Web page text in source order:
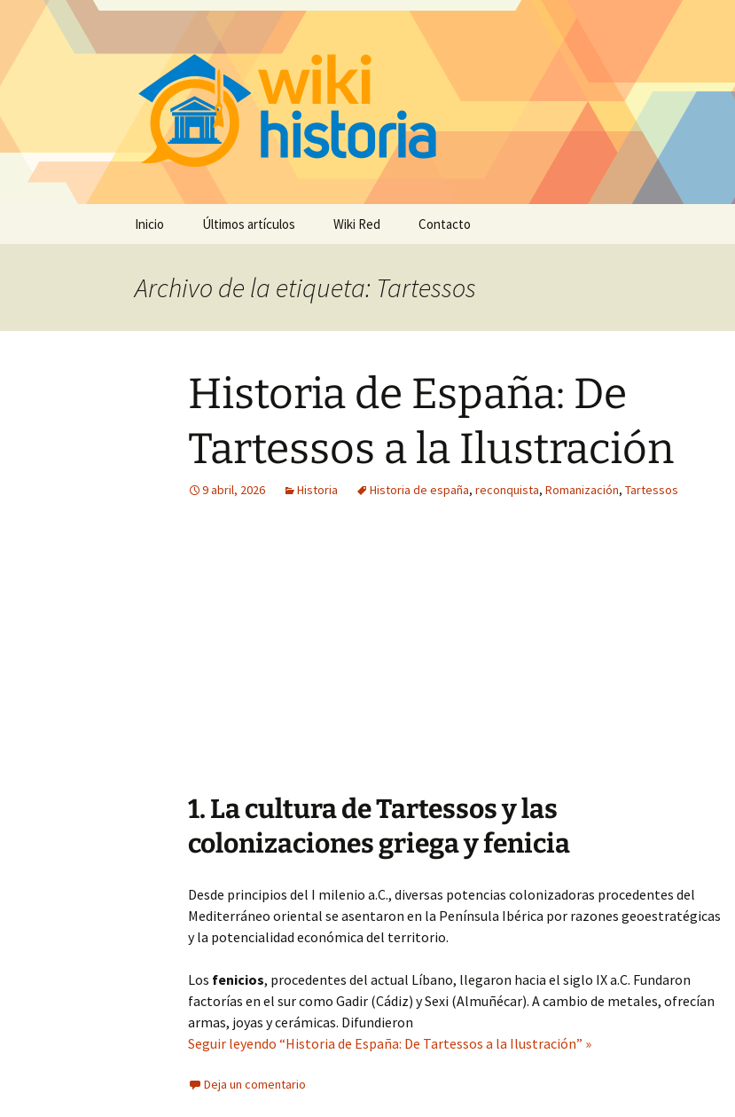
Inicio Últimos artículos Wiki Red Contacto
Archivo de la etiqueta: Tartessos
Historia de España: De
Tartessos a la Ilustración
9 abril, 2026 Historia Historia de españa, reconquista, Romanización, Tartessos
1. La cultura de Tartessos y las
colonizaciones griega y fenicia
Desde principios del I milenio a.C., diversas potencias colonizadoras procedentes del
Mediterráneo oriental se asentaron en la Península Ibérica por razones geoestratégicas
y la potencialidad económica del territorio.
Los fenicios, procedentes del actual Líbano, llegaron hacia el siglo IX a.C. Fundaron
factorías en el sur como Gadir (Cádiz) y Sexi (Almuñécar). A cambio de metales, ofrecían
armas, joyas y cerámicas. Difundieron
Seguir leyendo “Historia de España: De Tartessos a la Ilustración” »
Deja un comentario